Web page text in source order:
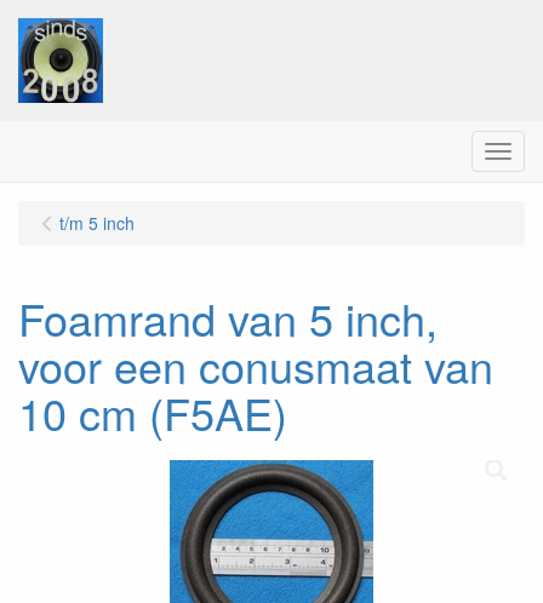
Menu
t/m 5 inch
Foamrand van 5 inch,
voor een conusmaat van
10 cm (F5AE)